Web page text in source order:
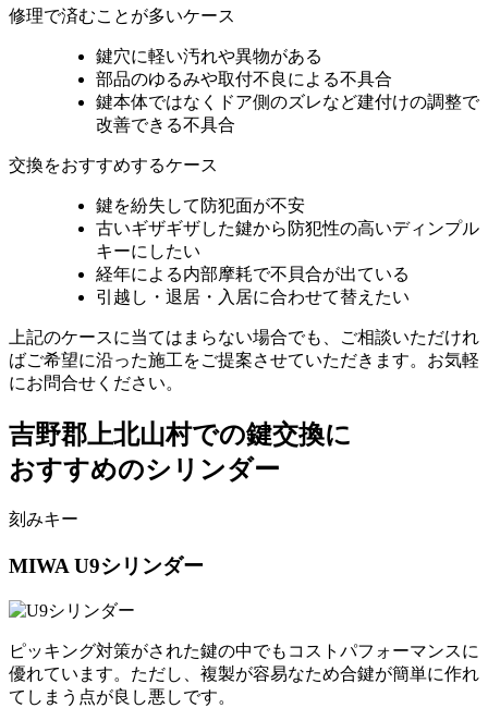
修理で済むことが多いケース
鍵穴に軽い汚れや異物がある
部品のゆるみや取付不良による不具合
鍵本体ではなくドア側のズレなど建付けの調整で
改善できる不具合
交換をおすすめするケース
鍵を紛失して防犯面が不安
古いギザギザした鍵から防犯性の高いディンプル
キーにしたい
経年による内部摩耗で不貝合が出ている
引越し・退居・入居に合わせて替えたい
上記のケースに当てはまらない場合でも、ご相談いただけれ
ばご希望に沿った施工をご提案させていただきます。お気軽
にお問合せください。
吉野郡上北山村での鍵交換に
おすすめのシリンダー
刻みキー
MIWA U9シリンダー
ピッキング対策がされた鍵の中でもコストパフォーマンスに
優れています。ただし、複製が容易なため合鍵が簡単に作れ
てしまう点が良し悪しです。